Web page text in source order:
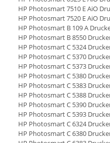
HP Photosmart 7510 E AiO
HP Photosmart 7520 E AiO
HP Photosmart B 109 A
HP Photosmart B 8550
HP Photosmart C 5324
HP Photosmart C 5370
HP Photosmart C 5373
HP Photosmart C 5380
HP Photosmart C 5383
HP Photosmart C 5388
HP Photosmart C 5390
HP Photosmart C 5393
HP Photosmart C 6324
HP Photosmart C 6380